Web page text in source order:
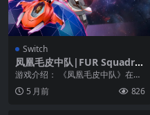
Switch
凤凰毛皮中队|FUR Squadro
n Phoenix
游戏介绍： 《凤凰毛皮中队》在这
款轨道式太空射击游戏中，踏上充
满惊险的冒险之旅。...
5 月前 826